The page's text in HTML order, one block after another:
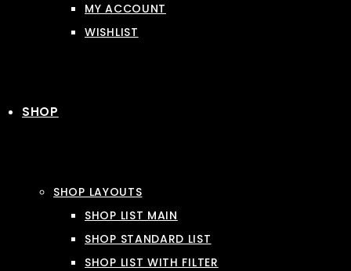
MY ACCOUNT
WISHLIST
SHOP
SHOP LAYOUTS
SHOP LIST MAIN
SHOP STANDARD LIST
SHOP LIST WITH FILTER